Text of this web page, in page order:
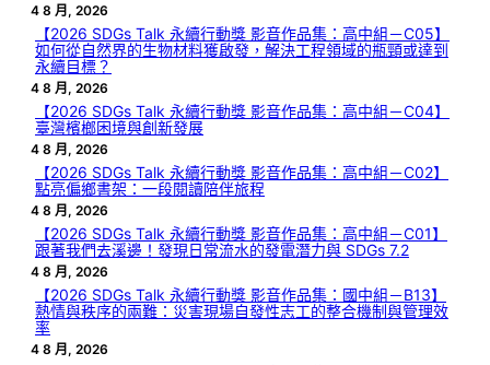
4 8 月, 2026
【2026 SDGs Talk 永續行動獎 影音作品集：高中組－C05】
如何從自然界的生物材料獲啟發，解決工程領域的瓶頸或達到
永續目標？
4 8 月, 2026
【2026 SDGs Talk 永續行動獎 影音作品集：高中組－C04】
臺灣檳榔困境與創新發展
4 8 月, 2026
【2026 SDGs Talk 永續行動獎 影音作品集：高中組－C02】
點亮偏鄉書架：一段閱讀陪伴旅程
4 8 月, 2026
【2026 SDGs Talk 永續行動獎 影音作品集：高中組－C01】
跟著我們去溪邊！發現日常流水的發電潛力與 SDGs 7.2
4 8 月, 2026
【2026 SDGs Talk 永續行動獎 影音作品集：國中組－B13】
熱情與秩序的兩難：災害現場自發性志工的整合機制與管理效
率
4 8 月, 2026